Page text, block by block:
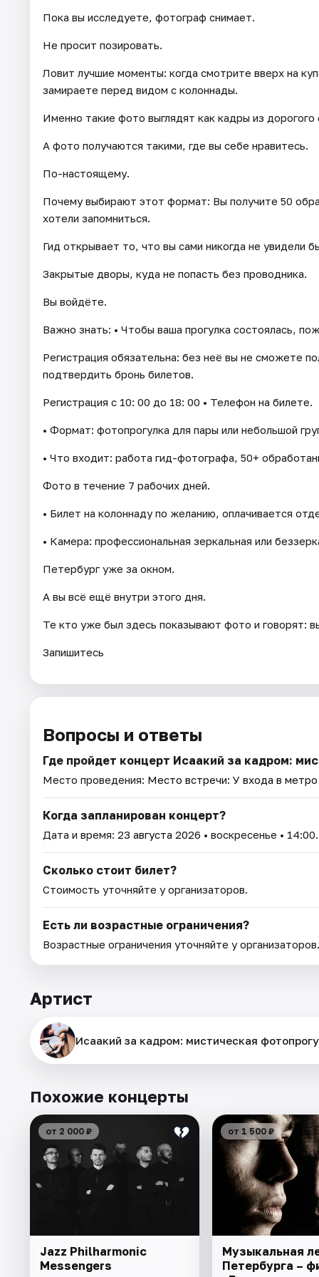
Пока вы исследуете, фотограф снимает.
Не просит позировать.
Ловит лучшие моменты: когда смотрите вверх на
замираете перед видом с колоннады.
Именно такие фото выглядят как кадры из
А фото получаются такими, где вы себе нравитесь.
По-настоящему.
Почему выбирают этот формат: Вы получите 50
хотели запомниться.
Гид открывает то, что вы сами никогда не увидели
Закрытые дворы, куда не попасть без проводника.
Вы войдёте.
Важно знать: • Чтобы ваша прогулка состоялась,
Регистрация обязательна: без неё вы не сможете
подтвердить бронь билетов.
Регистрация с 10: 00 до 18: 00 • Телефон на билете.
• Формат: фотопрогулка для пары или небольшой
• Что входит: работа гид-фотографа, 50+
Фото в течение 7 рабочих дней.
• Билет на колоннаду по желанию, оплачивается
• Камера: профессиональная зеркальная или
Петербург уже за окном.
А вы всё ещё внутри этого дня.
Те кто уже был здесь показывают фото и говорят:
Запишитесь
Вопросы и ответы
Где пройдет концерт Исаакий за кадром:
Место проведения: Место встречи: У входа в
Когда запланирован концерт?
Дата и время: 23 августа 2026 • воскресенье • 14:00.
Сколько стоит билет?
Стоимость уточняйте у организаторов.
Есть ли возрастные ограничения?
Возрастные ограничения уточняйте у организаторов.
Артист
Исаакий за кадром: мистическая
Похожие концерты
от 2 000 ₽
Jazz Philharmonic
Messengers
от 1 500 ₽
Музыкальная
Петербурга –